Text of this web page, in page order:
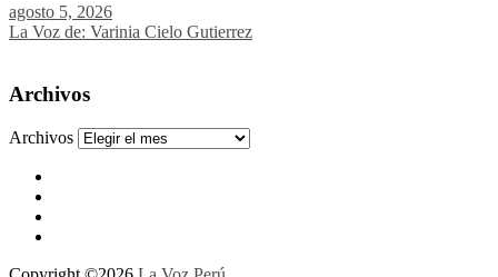
agosto 5, 2026
La Voz de: Varinia Cielo Gutierrez
Archivos
Archivos